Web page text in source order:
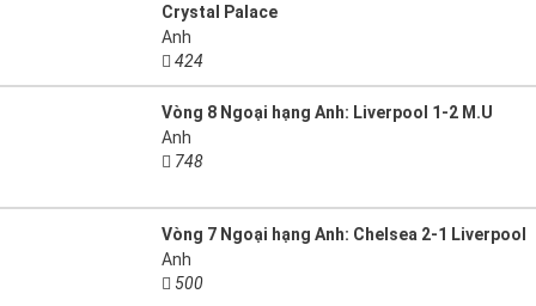
Crystal Palace
Anh
424
Vòng 8 Ngoại hạng Anh: Liverpool 1-2 M.U
Anh
748
Vòng 7 Ngoại hạng Anh: Chelsea 2-1 Liverpool
Anh
500